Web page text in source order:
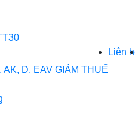
D, EAV GIẢM THUẾ
Liên